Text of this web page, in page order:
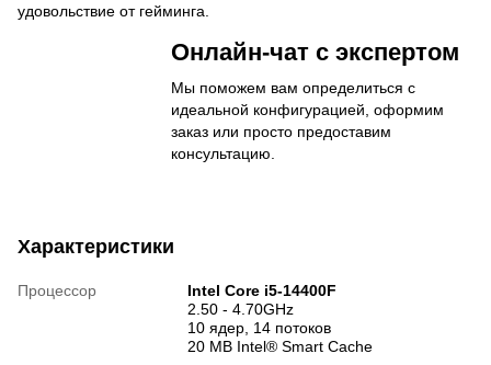
удовольствие от гейминга.
Онлайн-чат с экспертом
Мы поможем вам определиться с
идеальной конфигурацией, оформим
заказ или просто предоставим
консультацию.
Характеристики
Процессор
Intel Core i5-14400F
2.50 - 4.70GHz
10 ядер, 14 потоков
20 MB Intel® Smart Cache